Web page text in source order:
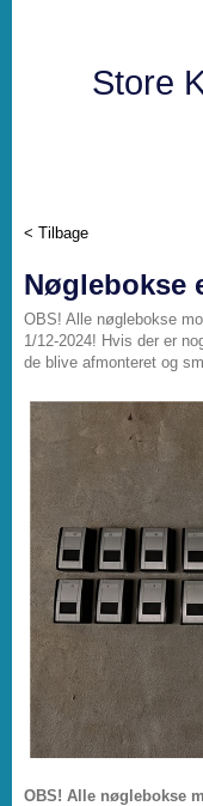
Store
< Tilbage
Nøglebokse
OBS! Alle nøglebokse
1/12-2024! Hvis der er
de blive afmonteret og
OBS! Alle nøglebokse